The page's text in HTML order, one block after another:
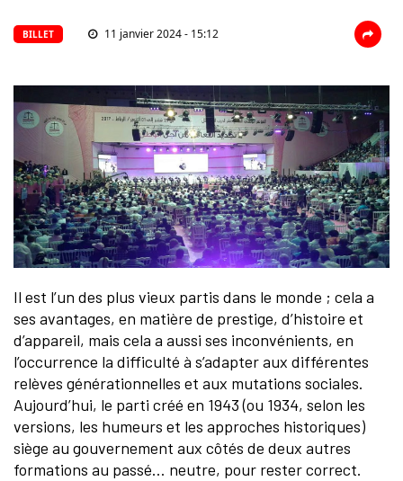
BILLET 11 janvier 2024 - 15:12
Il est l’un des plus vieux partis dans le monde ; cela a
ses avantages, en matière de prestige, d’histoire et
d’appareil, mais cela a aussi ses inconvénients, en
l’occurrence la difficulté à s’adapter aux différentes
relèves générationnelles et aux mutations sociales.
Aujourd’hui, le parti créé en 1943 (ou 1934, selon les
versions, les humeurs et les approches historiques)
siège au gouvernement aux côtés de deux autres
formations au passé… neutre, pour rester correct.